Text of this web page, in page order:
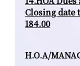
Closing date
184.00
H.O.A/